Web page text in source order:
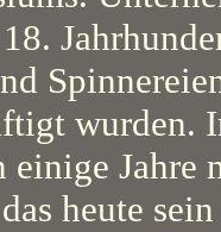
wurden.
einige Jahre
heute